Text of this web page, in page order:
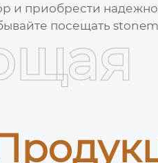
и приобрести
посещать